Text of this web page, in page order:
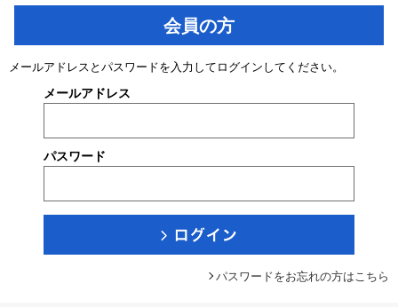
会員の方
メールアドレスとパスワードを入力してログインしてください。
メールアドレス
パスワード
パスワードをお忘れの方はこちら